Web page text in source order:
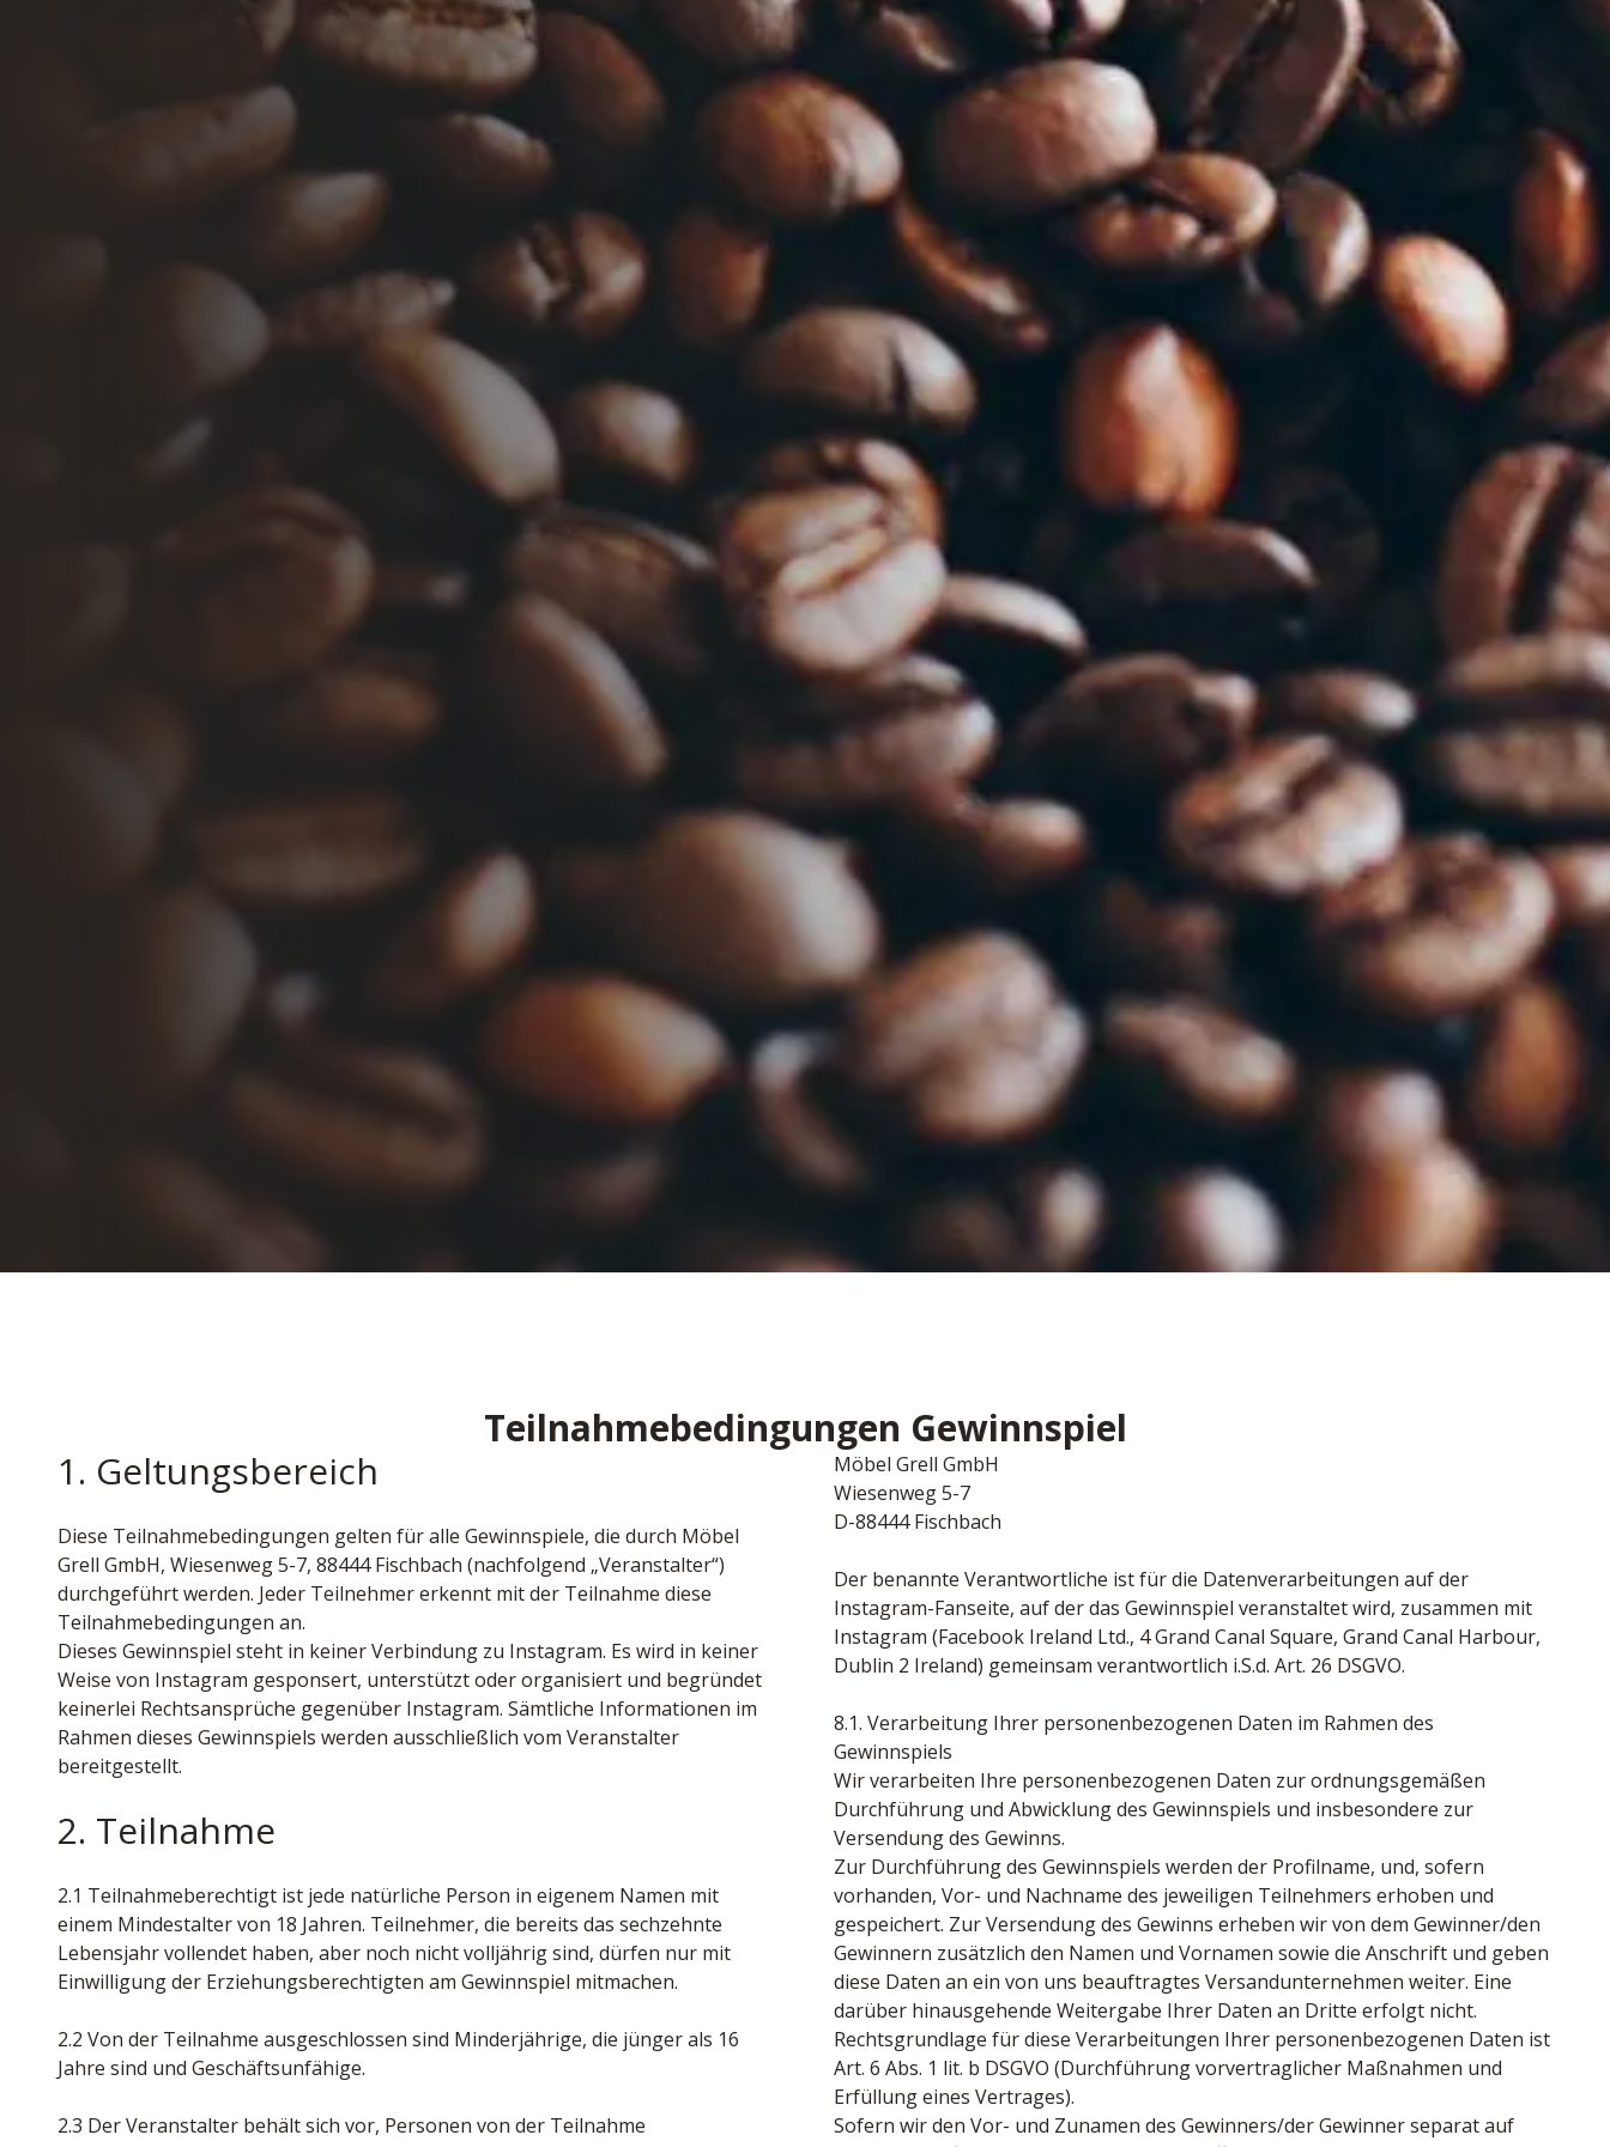
Teilnahmebedingungen Gewinnspiel
1. Geltungsbereich
Diese Teilnahmebedingungen gelten für alle Gewinnspiele, die durch Möbel
Grell GmbH, Wiesenweg 5-7, 88444 Fischbach (nachfolgend „Veranstalter“)
durchgeführt werden. Jeder Teilnehmer erkennt mit der Teilnahme diese
Teilnahmebedingungen an.
Dieses Gewinnspiel steht in keiner Verbindung zu Instagram. Es wird in keiner
Weise von Instagram gesponsert, unterstützt oder organisiert und begründet
keinerlei Rechtsansprüche gegenüber Instagram. Sämtliche Informationen im
Rahmen dieses Gewinnspiels werden ausschließlich vom Veranstalter
bereitgestellt.
2. Teilnahme
2.1 Teilnahmeberechtigt ist jede natürliche Person in eigenem Namen mit
einem Mindestalter von 18 Jahren. Teilnehmer, die bereits das sechzehnte
Lebensjahr vollendet haben, aber noch nicht volljährig sind, dürfen nur mit
Einwilligung der Erziehungsberechtigten am Gewinnspiel mitmachen.
2.2 Von der Teilnahme ausgeschlossen sind Minderjährige, die jünger als 16
Jahre sind und Geschäftsunfähige.
2.3 Der Veranstalter behält sich vor, Personen von der Teilnahme
Möbel Grell GmbH
Wiesenweg 5-7
D-88444 Fischbach
Der benannte Verantwortliche ist für die Datenverarbeitungen auf der
Instagram-Fanseite, auf der das Gewinnspiel veranstaltet wird, zusammen mit
Instagram (Facebook Ireland Ltd., 4 Grand Canal Square, Grand Canal Harbour,
Dublin 2 Ireland) gemeinsam verantwortlich i.S.d. Art. 26 DSGVO.
8.1. Verarbeitung Ihrer personenbezogenen Daten im Rahmen des
Gewinnspiels
Wir verarbeiten Ihre personenbezogenen Daten zur ordnungsgemäßen
Durchführung und Abwicklung des Gewinnspiels und insbesondere zur
Versendung des Gewinns.
Zur Durchführung des Gewinnspiels werden der Profilname, und, sofern
vorhanden, Vor- und Nachname des jeweiligen Teilnehmers erhoben und
gespeichert. Zur Versendung des Gewinns erheben wir von dem Gewinner/den
Gewinnern zusätzlich den Namen und Vornamen sowie die Anschrift und geben
diese Daten an ein von uns beauftragtes Versandunternehmen weiter. Eine
darüber hinausgehende Weitergabe Ihrer Daten an Dritte erfolgt nicht.
Rechtsgrundlage für diese Verarbeitungen Ihrer personenbezogenen Daten ist
Art. 6 Abs. 1 lit. b DSGVO (Durchführung vorvertraglicher Maßnahmen und
Erfüllung eines Vertrages).
Sofern wir den Vor- und Zunamen des Gewinners/der Gewinner separat auf